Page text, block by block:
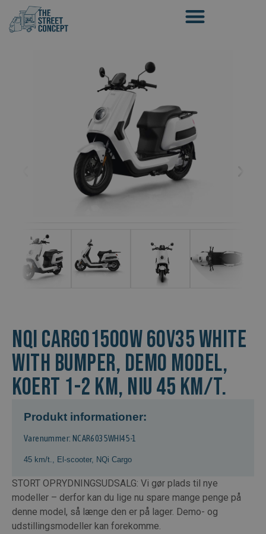
NQi Cargo1500w 60v35 White
with bumper, Demo model,
koert 1-2 km, NIU 45 km/t.
Produkt informationer:
Varenummer: NCAR6035WHI45-1
45 km/t. El-scooter, NQi Cargo
STORT OPRYDNINGSUDSALG: Vi gør plads til nye
modeller – derfor kan du lige nu spare mange penge på
denne model, så længe den er på lager. Demo- og
udstillingsmodeller kan forekomme.